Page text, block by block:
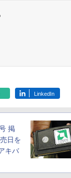
LinkedIn
掲
日を
キバ